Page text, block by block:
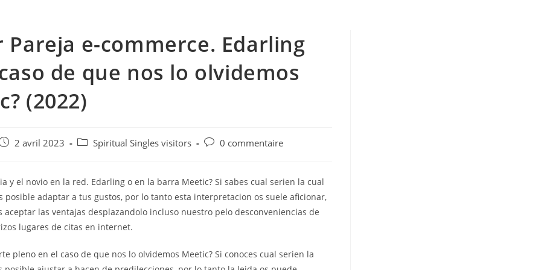
Pareja e-commerce. Edarling
de que nos lo olvidemos
(2022)
2 avril 2023
PostSpiritual Singles visitors
Post0 commentaire
y el novio en la red. Edarling o en la barra Meetic? Si sabes cual seri­en la cual
posible adaptar a tus gustos, por lo tanto esta interpretacion os suele aficionar,
aceptar las ventajas desplazandolo incluso nuestro pelo desconveniencias de
lugares de citas en internet.
pleno en el caso de que nos lo olvidemos Meetic? Si conoces cual seri­en la